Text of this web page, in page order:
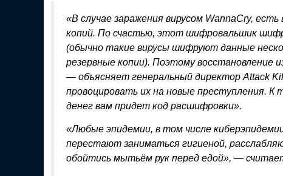
«В случае заражения вирусом WannaCry,
копий. По счастью, этот шифровальшик
(обычно такие вирусы шифруют данные
резервные копии). Поэтому восстановление
— объясняет генеральный директор Attack
провоцировать их на новые преступления.
денег вам придет код расшифровки».
«Любые эпидемии, в том числе
перестают заниматься гигиеной,
обойтись мытьём рук перед едой», —